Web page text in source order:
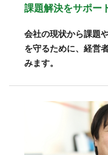
課題解決をサポー
会社の現状から課題
を守るために、経営
みます。